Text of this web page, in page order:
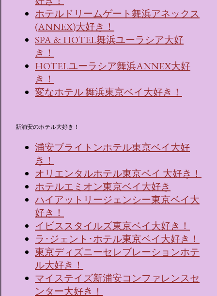
ホテルドリームゲート舞浜アネックス
(ANNEX)大好き！
SPA & HOTEL舞浜ユーラシア大好
き！
HOTELユーラシア舞浜ANNEX大好
き！
変なホテル 舞浜東京ベイ大好き！
新浦安のホテル大好き！
浦安ブライトンホテル東京ベイ大好
き！
オリエンタルホテル東京ベイ 大好き！
ホテルエミオン東京ベイ大好き
ハイアットリージェンシー東京ベイ大
好き！
イビススタイルズ東京ベイ大好き！
ラ･ジェント･ホテル東京ベイ大好き！
東京ディズニーセレブレーションホテ
ル大好き！
マイステイズ新浦安コンファレンスセ
ンター大好き！